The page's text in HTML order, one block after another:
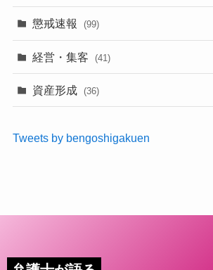
懲戒速報 (99)
経営・集客 (41)
資産形成 (36)
Tweets by bengoshigakuen